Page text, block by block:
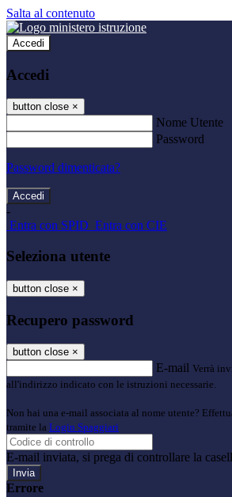
Salta al contenuto
Accedi
Accedi
button close ×
Nome Utente
Password
Password dimenticata?
-
Entra con SPID Entra con CIE
Seleziona utente
button close ×
Recupero password
button close ×
E-mail Verrà
all'indirizzo indicato con le istruzioni necessarie.
Non hai una e-mail associata al nome utente?
tramite la Login Spaggiari
E-mail inviata, si prega di controllare la
Errore